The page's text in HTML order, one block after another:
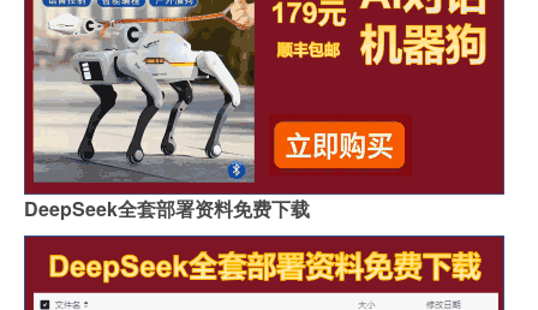
DeepSeek全套部署资料免费下载